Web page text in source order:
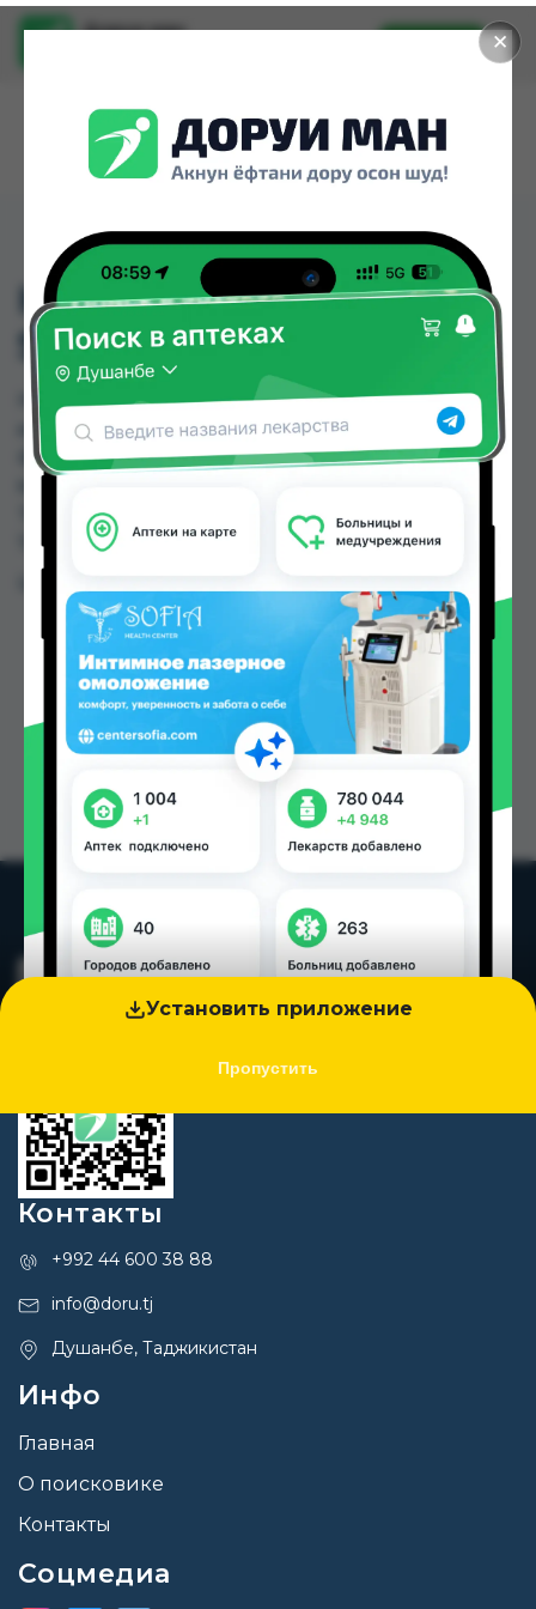
✕
Установить приложение
Пропустить
Доруи ман
Установить
H&S 2/1 SMOOTH &
SILKY 200ML
H&S 2/1 SMOOTH & SILKY 200ML можно купить
или заказать в аптеках, Дору Фарм №2, Дору
Фарм №20, Дору Фарм №6, Нишон №1, Нишон
TJS до 40.00 TJS в Душанбе и других городах
Таджикистана
Контакты
+992 44 600 38 88
info@doru.tj
Душанбе, Таджикистан
Инфо
Главная
О поисковике
Контакты
Соцмедиа